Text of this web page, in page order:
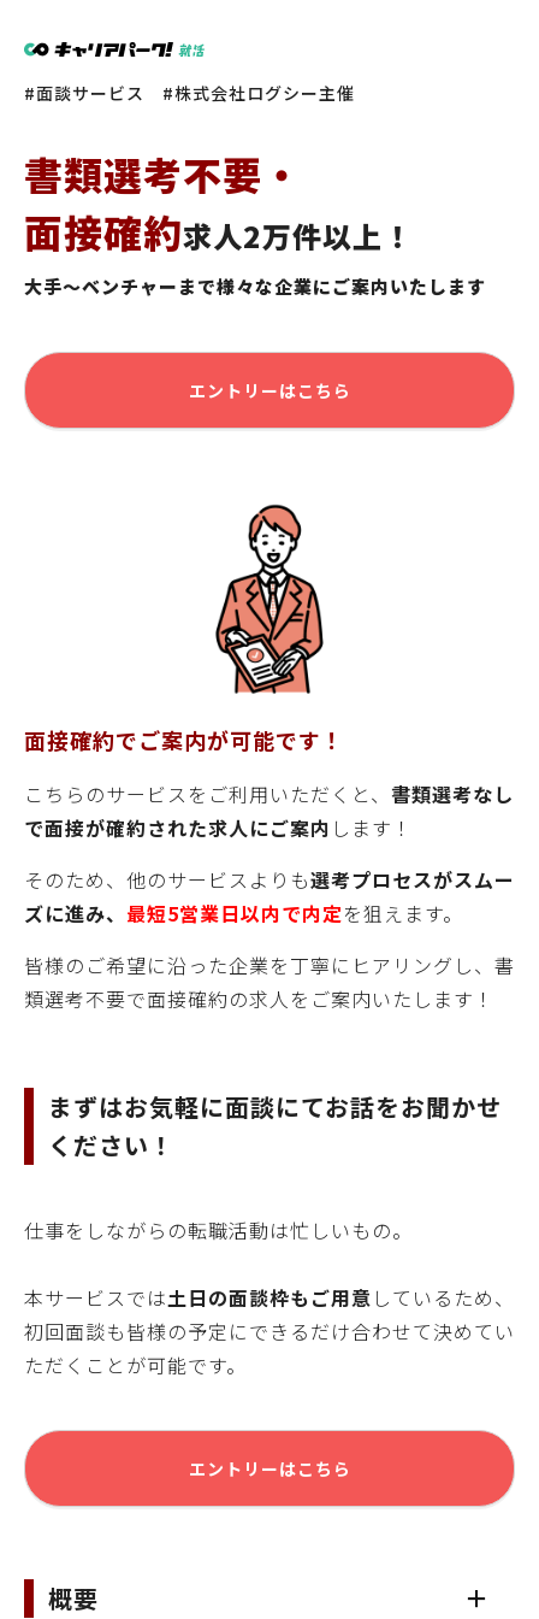
面談サービス 株式会社ログシー主催
書類選考不要・
面接確約求人2万件以上！
大手～ベンチャーまで様々な企業にご案内いたします
エントリーはこちら
面接確約でご案内が可能です！
こちらのサービスをご利用いただくと、 書類選考なし
で面接が確約された求人にご案内 します！
そのため、他のサービスよりも選考プロセスがスムー
ズに進み、 最短5営業日以内で内定を狙えます。
皆様のご希望に沿った企業を丁寧にヒアリングし、書
類選考不要で面接確約の求人をご案内いたします！
まずはお気軽に面談にてお話をお聞かせ
ください！
仕事をしながらの転職活動は忙しいもの。
本サービスでは土日の面談枠もご用意 しているため、
初回面談も皆様の予定にできるだけ合わせて決めてい
ただくことが可能です。
エントリーはこちら
＋
概要